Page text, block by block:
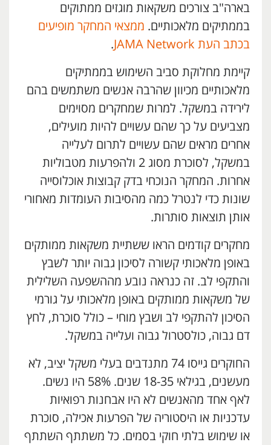
בארה"ב צורכים משקאות מוגזים ממתוקים
בממתיקים מלאכותיים. ממצאי המחקר מופיעים
בכתב העת JAMA Network
.
קיימת מחלוקת סביב השימוש בממתיקים
מלאכותיים מכיוון שהרבה אנשים משתמשים בהם
לירידה במשקל. למרות שמחקרים מסוימים
מצביעים על כך שהם עשויים להיות מועילים,
אחרים מראים שהם עשויים לתרום לעלייה
במשקל, לסוכרת מסוג 2 ולהפרעות מטבוליות
אחרות. המחקר הנוכחי בדק קבוצות אוכלוסייה
שונות כדי לנטרל כמה מהסיבות העומדות מאחורי
אותן תוצאות סותרות.
מחקרים קודמים הראו ששתיית משקאות ממותקים
באופן מלאכותי קשורה לסיכון גבוה יותר לשבץ
והתקפי לב. זה כנראה נובע מההשפעה השלילית
של משקאות ממותקים באופן מלאכותי על גורמי
הסיכון להתקפי לב ושבץ מוחי – כולל סוכרת, לחץ
דם גבוה, כולסטרול גבוה ועלייה במשקל.
החוקרים גייסו 74 מתנדבים בעלי משקל יציב, לא
מעשנים, בגילאי 18-35 שנים. 58% היו נשים.
לאף אחד מהאנשים לא היו אבחנות רפואיות
עדכניות או היסטוריה של הפרעות אכילה, סוכרת
או שימוש בלתי חוקי בסמים. כל משתתף השתתף